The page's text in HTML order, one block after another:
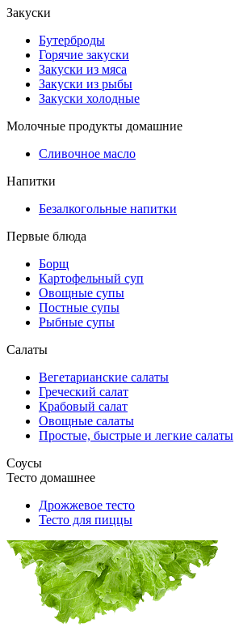
Закуски
Бутерброды
Горячие закуски
Закуски из мяса
Закуски из рыбы
Закуски холодные
Молочные продукты домашние
Сливочное масло
Напитки
Безалкогольные напитки
Первые блюда
Борщ
Картофельный суп
Овощные супы
Постные супы
Рыбные супы
Салаты
Вегетарианские салаты
Греческий салат
Крабовый салат
Овощные салаты
Простые, быстрые и легкие салаты
Соусы
Тесто домашнее
Дрожжевое тесто
Тесто для пиццы